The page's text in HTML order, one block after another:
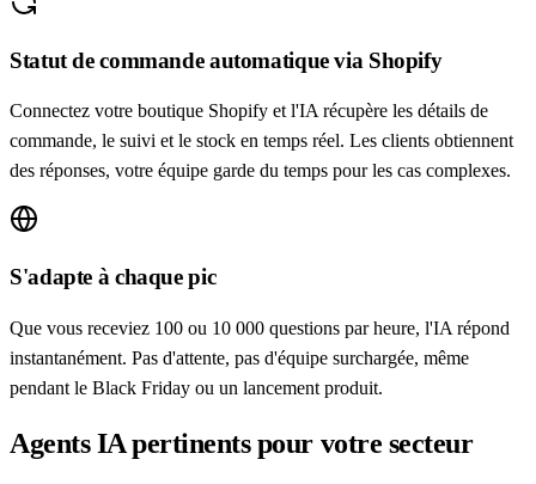
Statut de commande automatique via Shopify
Connectez votre boutique Shopify et l'IA récupère les détails de
commande, le suivi et le stock en temps réel. Les clients obtiennent
des réponses, votre équipe garde du temps pour les cas complexes.
S'adapte à chaque pic
Que vous receviez 100 ou 10 000 questions par heure, l'IA répond
instantanément. Pas d'attente, pas d'équipe surchargée, même
pendant le Black Friday ou un lancement produit.
Agents IA pertinents pour votre secteur